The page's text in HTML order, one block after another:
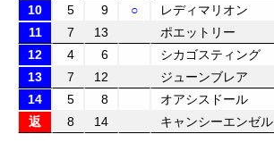
10
5 9 ○ レディマリオン
11
7 13 ポエットリー
12
4 6 シカゴスティング
13
7 12 ジューンブレア
14
5 8 オアシスドール
返
8 14 キャンシーエンゼル